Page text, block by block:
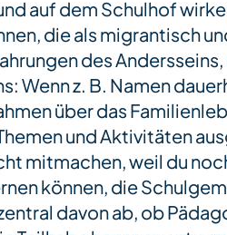
auf dem Schulhof
die als migrantisch
des
Wenn z. B. Namen
über das
und Aktivitäten
mitmachen, weil du
können, die
davon ab, ob